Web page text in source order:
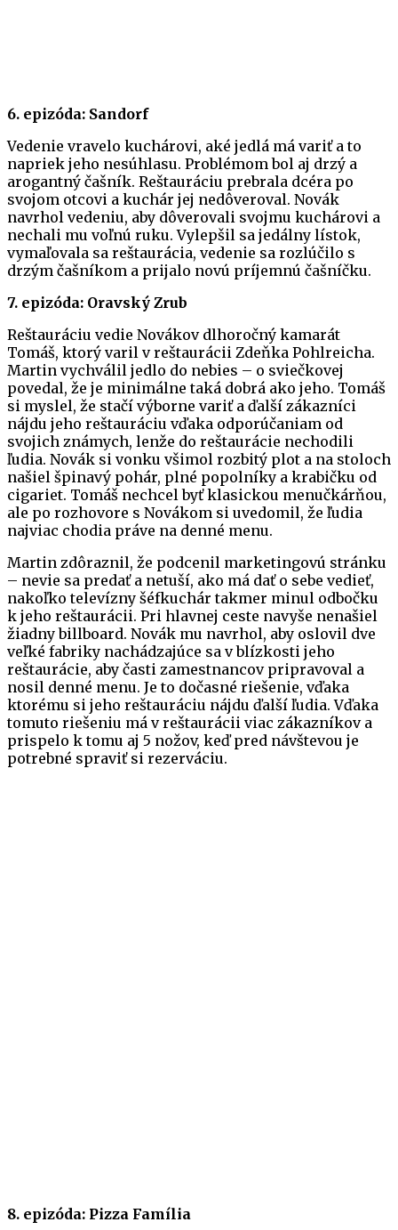
6. epizóda: Sandorf
Vedenie vravelo kuchárovi, aké jedlá má variť a to
napriek jeho nesúhlasu. Problémom bol aj drzý a
arogantný čašník. Reštauráciu prebrala dcéra po
svojom otcovi a kuchár jej nedôveroval. Novák
navrhol vedeniu, aby dôverovali svojmu kuchárovi a
nechali mu voľnú ruku. Vylepšil sa jedálny lístok,
vymaľovala sa reštaurácia, vedenie sa rozlúčilo s
drzým čašníkom a prijalo novú príjemnú čašníčku.
7. epizóda: Oravský Zrub
Reštauráciu vedie Novákov dlhoročný kamarát
Tomáš, ktorý varil v reštaurácii Zdeňka Pohlreicha.
Martin vychválil jedlo do nebies – o sviečkovej
povedal, že je minimálne taká dobrá ako jeho. Tomáš
si myslel, že stačí výborne variť a ďalší zákazníci
nájdu jeho reštauráciu vďaka odporúčaniam od
svojich známych, lenže do reštaurácie nechodili
ľudia. Novák si vonku všimol rozbitý plot a na stoloch
našiel špinavý pohár, plné popolníky a krabičku od
cigariet. Tomáš nechcel byť klasickou menučkárňou,
ale po rozhovore s Novákom si uvedomil, že ľudia
najviac chodia práve na denné menu.
Martin zdôraznil, že podcenil marketingovú stránku
– nevie sa predať a netuší, ako má dať o sebe vedieť,
nakoľko televízny šéfkuchár takmer minul odbočku
k jeho reštaurácii. Pri hlavnej ceste navyše nenašiel
žiadny billboard. Novák mu navrhol, aby oslovil dve
veľké fabriky nachádzajúce sa v blízkosti jeho
reštaurácie, aby časti zamestnancov pripravoval a
nosil denné menu. Je to dočasné riešenie, vďaka
ktorému si jeho reštauráciu nájdu ďalší ľudia. Vďaka
tomuto riešeniu má v reštaurácii viac zákazníkov a
prispelo k tomu aj 5 nožov, keď pred návštevou je
potrebné spraviť si rezerváciu.
8. epizóda: Pizza Família